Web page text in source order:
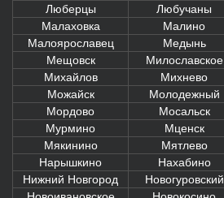
Люберцы
Любучаны
Малаховка
Малино
Малоярославец
Медынь
Мещовск
Милославское
Михайлов
Михнево
Можайск
Молодежный
Мордово
Мосальск
Мурмино
Мценск
Мякинино
Мятлево
Нарышкино
Нахабино
Нижний Новгород
Новогуровский